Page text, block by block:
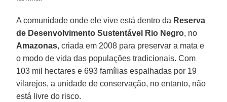
A comunidade onde ele vive está dentro da Reserva
de Desenvolvimento Sustentável Rio Negro, no
Amazonas, criada em 2008 para preservar a mata e
o modo de vida das populações tradicionais. Com
103 mil hectares e 693 famílias espalhadas por 19
vilarejos, a unidade de conservação, no entanto, não
está livre do risco.